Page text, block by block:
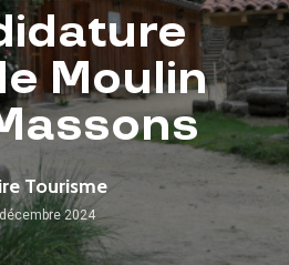
Moulin
Tourisme
2024